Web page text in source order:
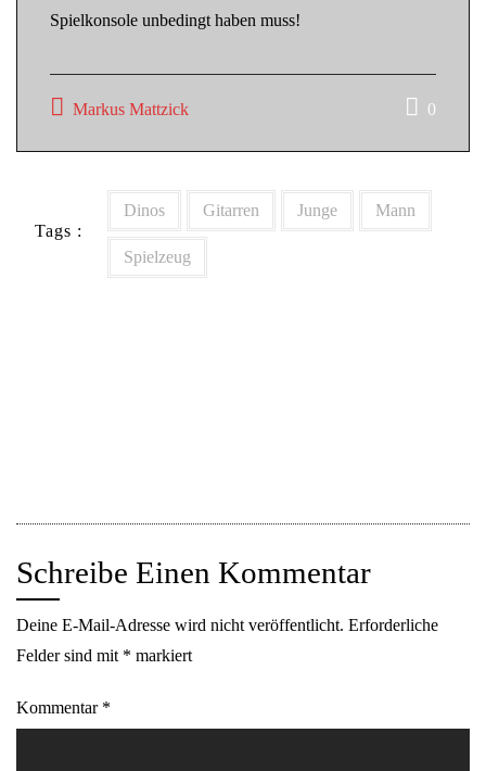
Spielkonsole unbedingt haben muss!
Markus Mattzick 0
Tags :
Dinos Gitarren Junge Mann
Spielzeug
Schreibe Einen Kommentar
Deine E-Mail-Adresse wird nicht veröffentlicht. Erforderliche
Felder sind mit * markiert
Kommentar *